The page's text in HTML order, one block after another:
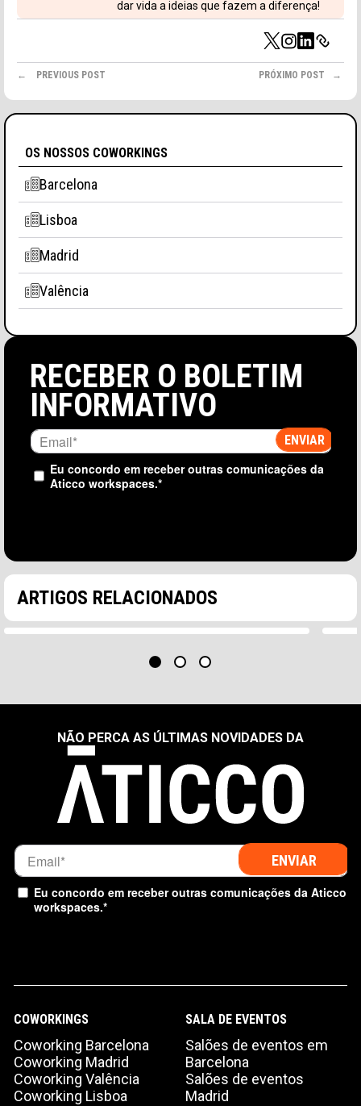
dar vida a ideias que fazem a diferença!
PREVIOUS POST PRÓXIMO POST
OS NOSSOS COWORKINGS
Barcelona
Lisboa
Madrid
Valência
RECEBER O BOLETIM
INFORMATIVO
Eu concordo em receber outras comunicações da
Aticco workspaces.*
ARTIGOS RELACIONADOS
O estagnação do coworking No entanto, nos anos
TIPO DE SOLICITUD
Acepto recibir comunicaciones de Aticco
Acepto la
NÃO PERCA AS ÚLTIMAS NOVIDADES DA
Eu concordo em receber outras comunicações da Aticco
workspaces.*
COWORKINGS
Coworking Barcelona
Coworking Madrid
Coworking Valência
Coworking Lisboa
SALA DE EVENTOS
Salões de eventos em
Barcelona
Salões de eventos
Madrid